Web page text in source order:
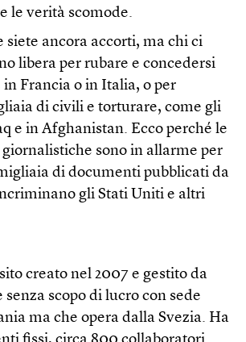
le verità scomode.
siete ancora accorti, ma chi ci
libera per rubare e concedersi
Francia o in Italia, o per
di civili e torturare, come gli
e in Afghanistan. Ecco perché le
sono in allarme per
di documenti pubblicati da
gli Stati Uniti e altri
creato nel 2007 e gestito da
scopo di lucro con sede
ma che opera dalla Svezia. Ha